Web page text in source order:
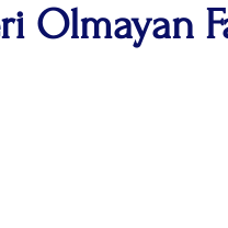
Olmayan